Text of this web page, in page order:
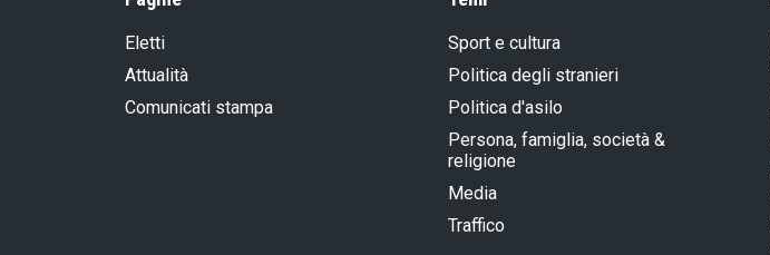
Eletti
Attualità
Comunicati stampa
Sport e cultura
Politica degli stranieri
Politica d'asilo
Persona, famiglia, società &
religione
Media
Traffico